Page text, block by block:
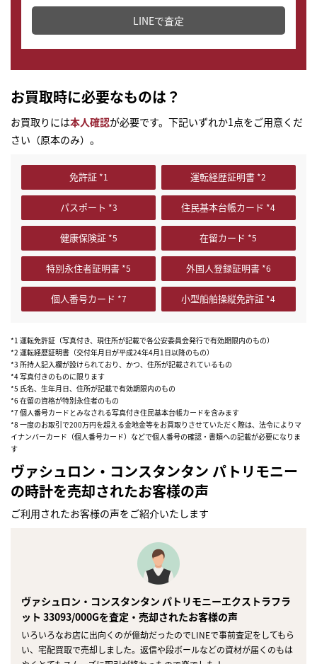
どこからでもすぐに査定金額を知ることが出来ます。
LINEで査定
お買取時に必要なものは？
お買取りには本人確認が必要です。下記いずれか1点をご用意くだ
さい（原本のみ）。
免許証 運転経歴証明書
パスポート 住民基本台帳カード
健康保険証 在留カード
特別永住者証明書 外国人登録証明書
個人番号カード 小型船舶操縦免許証
*1 運転免許証（写真付き、現住所が記載で各公安委員会発行で有効期限内のもの）
*2 運転経歴証明書（交付年月日が平成24年4月1日以降のもの）
*3 所持人記入欄が設けられており、かつ、住所が記載されているもの
*4 写真付きのものに限ります
*5 氏名、生年月日、住所が記載で有効期限内のもの
*6 在留の資格が特別永住者のもの
*7 個人番号カードとみなされる写真付き住民基本台帳カードを含みます
*8 一度のお取引で200万円を超える金地金等をお買取りさせていただく際は、法令によりマ
イナンバーカード（個人番号カード）などで個人番号の確認・書類への記載が必要になりま
す
ヴァシュロン・コンスタンタン パトリモニー
の時計を売却されたお客様の声
ご利用されたお客様の声をご紹介いたします
ヴァシュロン・コンスタンタン パトリモニーエクストラフラ
ット 33093/000Gを査定・売却されたお客様の声
いろいろなお店に出向くのが億劫だったのでLINEで事前査定をしてもら
い、宅配買取で売却しました。返信や段ボールなどの資材が届くのもは